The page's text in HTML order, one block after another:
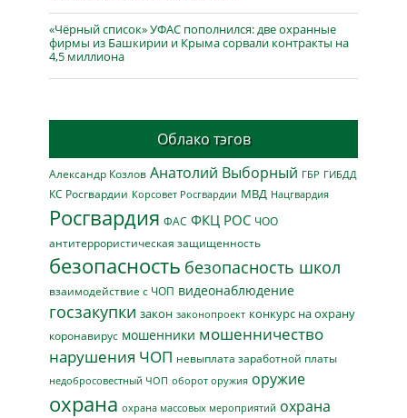
«Чёрный список» УФАС пополнился: две охранные
фирмы из Башкирии и Крыма сорвали контракты на
4,5 миллиона
Облако тэгов
Александр Козлов Анатолий Выборный ГБР ГИБДД
КС Росгвардии Корсовет Росгвардии МВД Нацгвардия
Росгвардия ФАС ФКЦ РОС ЧОО
антитеррористическая защищенность
безопасность безопасность школ
взаимодействие с ЧОП видеонаблюдение
госзакупки закон законопроект конкурс на охрану
коронавирус мошенники мошенничество
нарушения ЧОП невыплата заработной платы
недобросовестный ЧОП оборот оружия оружие
охрана охрана массовых мероприятий охрана